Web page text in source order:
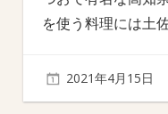
を使う料理には土
2021年4月15日